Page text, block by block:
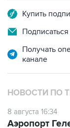
Купить
Получать
канале
НОВОСТИ ПО
8 августа 16:34
Аэропорт